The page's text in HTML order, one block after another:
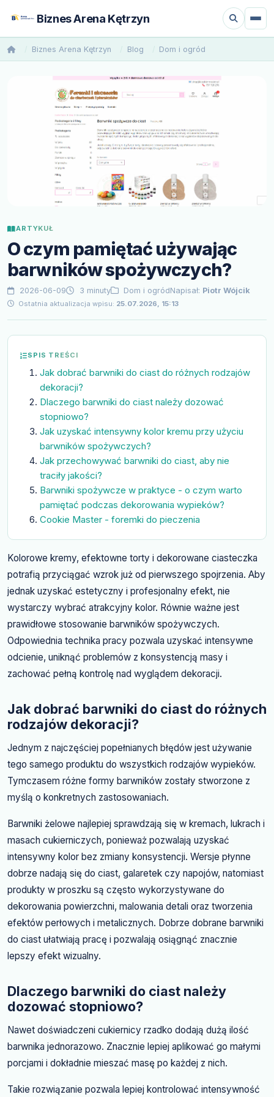
Biznes Arena Kętrzyn
Biznes Arena Kętrzyn Blog Dom i ogród
ARTYKUŁ
O czym pamiętać używając
barwników spożywczych?
2026-06-09 3 minuty Dom i ogródNapisał: Piotr Wójcik
Ostatnia aktualizacja wpisu: 25.07.2026, 15:13
SPIS TREŚCI
Jak dobrać barwniki do ciast do różnych rodzajów
dekoracji?
Dlaczego barwniki do ciast należy dozować
stopniowo?
Jak uzyskać intensywny kolor kremu przy użyciu
barwników spożywczych?
Jak przechowywać barwniki do ciast, aby nie
traciły jakości?
Barwniki spożywcze w praktyce - o czym warto
pamiętać podczas dekorowania wypieków?
Cookie Master - foremki do pieczenia
Kolorowe kremy, efektowne torty i dekorowane ciasteczka
potrafią przyciągać wzrok już od pierwszego spojrzenia. Aby
jednak uzyskać estetyczny i profesjonalny efekt, nie
wystarczy wybrać atrakcyjny kolor. Równie ważne jest
prawidłowe stosowanie barwników spożywczych.
Odpowiednia technika pracy pozwala uzyskać intensywne
odcienie, uniknąć problemów z konsystencją masy i
zachować pełną kontrolę nad wyglądem dekoracji.
Jak dobrać barwniki do ciast do różnych
rodzajów dekoracji?
Jednym z najczęściej popełnianych błędów jest używanie
tego samego produktu do wszystkich rodzajów wypieków.
Tymczasem różne formy barwników zostały stworzone z
myślą o konkretnych zastosowaniach.
Barwniki żelowe najlepiej sprawdzają się w kremach, lukrach i
masach cukierniczych, ponieważ pozwalają uzyskać
intensywny kolor bez zmiany konsystencji. Wersje płynne
dobrze nadają się do ciast, galaretek czy napojów, natomiast
produkty w proszku są często wykorzystywane do
dekorowania powierzchni, malowania detali oraz tworzenia
efektów perłowych i metalicznych. Dobrze dobrane barwniki
do ciast ułatwiają pracę i pozwalają osiągnąć znacznie
lepszy efekt wizualny.
Dlaczego barwniki do ciast należy
dozować stopniowo?
Nawet doświadczeni cukiernicy rzadko dodają dużą ilość
barwnika jednorazowo. Znacznie lepiej aplikować go małymi
porcjami i dokładnie mieszać masę po każdej z nich.
Takie rozwiązanie pozwala lepiej kontrolować intensywność